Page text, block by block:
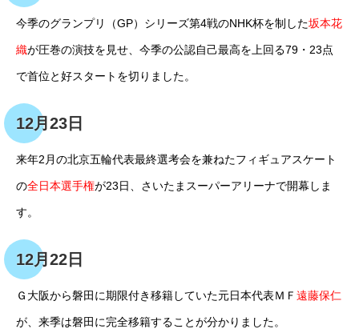
今季のグランプリ（GP）シリーズ第4戦のNHK杯を制した坂本花
織が圧巻の演技を見せ、今季の公認自己最高を上回る79・23点
で首位と好スタートを切りました。
12月23日
来年2月の北京五輪代表最終選考会を兼ねたフィギュアスケート
の全日本選手権が23日、さいたまスーパーアリーナで開幕しま
す。
12月22日
Ｇ大阪から磐田に期限付き移籍していた元日本代表ＭＦ 遠藤保仁
が、来季は磐田に完全移籍することが分かりました。